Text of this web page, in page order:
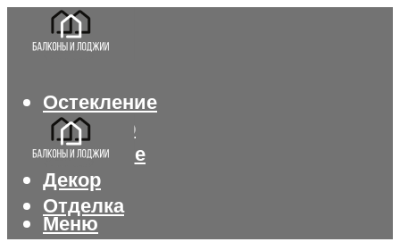
Остекление
Интерьер
Утепление
Декор
Отделка
Меню